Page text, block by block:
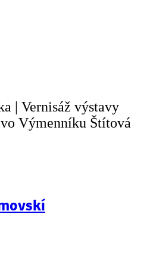
| Vernisáž výstavy
Výmenníku Štítová